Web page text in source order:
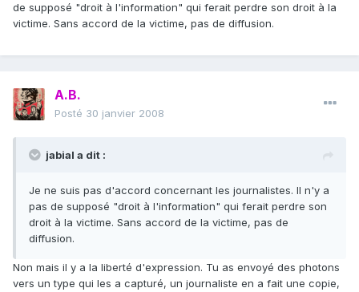
de supposé "droit à l'information" qui ferait perdre son droit à la
victime. Sans accord de la victime, pas de diffusion.
A.B.
Posté 30 janvier 2008
jabial a dit :
Je ne suis pas d'accord concernant les journalistes. Il n'y a
pas de supposé "droit à l'information" qui ferait perdre son
droit à la victime. Sans accord de la victime, pas de
diffusion.
Non mais il y a la liberté d'expression. Tu as envoyé des photons
vers un type qui les a capturé, un journaliste en a fait une copie,